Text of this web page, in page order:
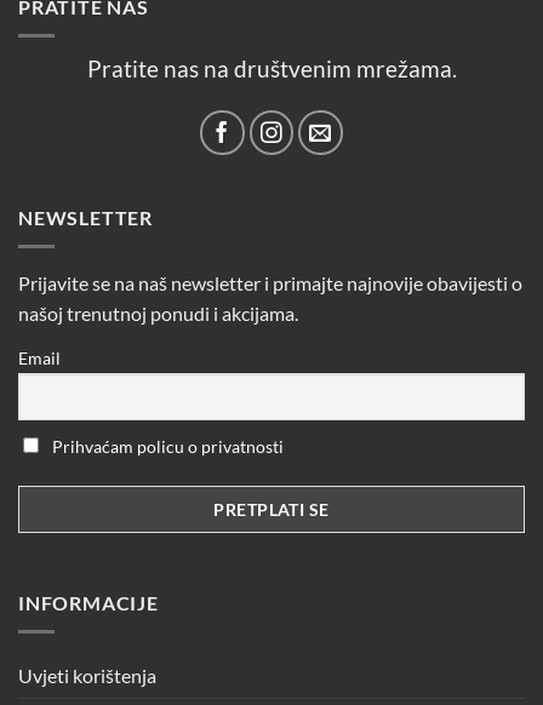
PRATITE NAS
Pratite nas na društvenim mrežama.
NEWSLETTER
Prijavite se na naš newsletter i primajte najnovije obavijesti o
našoj trenutnoj ponudi i akcijama.
Email
Prihvaćam policu o privatnosti
INFORMACIJE
Uvjeti korištenja